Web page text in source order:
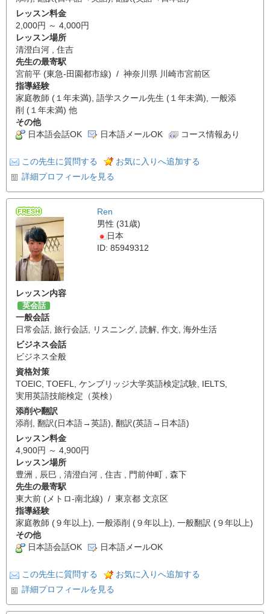
レッスン料金
2,000円 ～ 4,000円
レッスン場所
清澄白河 , 住吉
先生の最寄駅
宮前平 (東急-田園都市線) / 神奈川県 川崎市宮前区
指導経験
家庭教師 (１年未満), 語学スクール先生 (１年未満), 一般添
削 (１年未満) 他
その他
日本語会話OK
日本語メールOK コース情報あり
この先生に質問する
お気に入りへ追加する
詳細プロフィールを見る
Ren
男性 (31歳)
日本
ID: 85949312
レッスン内容
英会話
一般会話
日常会話, 旅行会話, リスニング, 読解, 作文, 海外生活
ビジネス会話
ビジネス全般
資格対策
TOEIC, TOEFL, ケンブリッジ大学英語検定試験, IELTS,
実用英語技能検定（英検）
添削や翻訳
添削 , 翻訳(日本語→英語), 翻訳(英語→日本語)
レッスン料金
4,900円 ～ 4,900円
レッスン場所
豊洲 , 辰巳 , 清澄白河 , 住吉 , 門前仲町 , 森下
先生の最寄駅
東大前 (メトロ-南北線) / 東京都 文京区
指導経験
家庭教師 (９年以上), 一般添削 (９年以上), 一般翻訳 (９年以上)
その他
日本語会話OK
日本語メールOK
この先生に質問する
お気に入りへ追加する
詳細プロフィールを見る